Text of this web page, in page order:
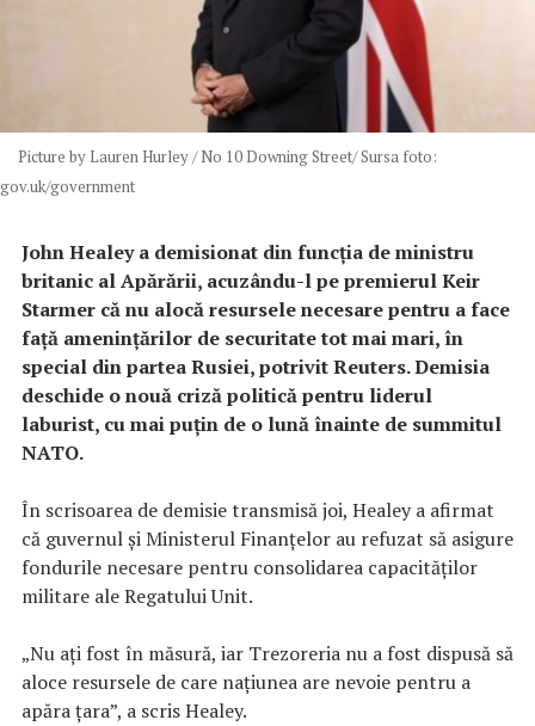
Picture by Lauren Hurley / No 10 Downing Street/ Sursa foto:
gov.uk/government
John Healey a demisionat din funcția de ministru
britanic al Apărării, acuzându-l pe premierul Keir
Starmer că nu alocă resursele necesare pentru a face
față amenințărilor de securitate tot mai mari, în
special din partea Rusiei, potrivit Reuters. Demisia
deschide o nouă criză politică pentru liderul
laburist, cu mai puțin de o lună înainte de summitul
NATO.
În scrisoarea de demisie transmisă joi, Healey a afirmat
că guvernul și Ministerul Finanțelor au refuzat să asigure
fondurile necesare pentru consolidarea capacităților
militare ale Regatului Unit.
„Nu ați fost în măsură, iar Trezoreria nu a fost dispusă să
aloce resursele de care națiunea are nevoie pentru a
apăra țara”, a scris Healey.